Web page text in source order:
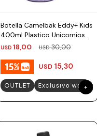
Botella Camelbak Eddy+ Kids
400ml Plastico Unicornios
Musicales
USD 18,00 USD 30,00
USD 15,30
OUTLET Exclusivo web